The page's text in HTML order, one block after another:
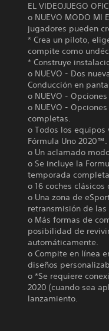
EL VIDEOJUEGO
o NUEVO MODO MI
jugadores pueden
* Crea un piloto,
compite como
* Construye
o NUEVO - Dos
Conducción en
o NUEVO -
o NUEVO -
completas.
o Todos los
Fórmula Uno 2020™.
o Un aclamado
o Se incluye la
temporada
o 16 coches clásicos
o Una zona de
retransmisión de las
o Más formas de
posibilidad de
automáticamente.
o Compite en línea
diseños
o *Se requiere
2020 (cuando sea
lanzamiento.